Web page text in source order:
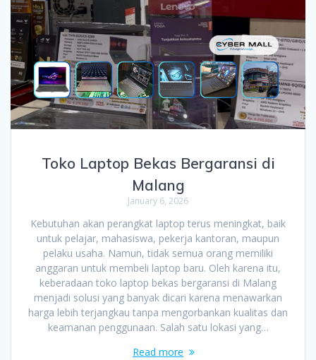
Toko Laptop Bekas Bergaransi di
Malang
January 6, 2026
Kebutuhan akan perangkat laptop terus meningkat, baik
untuk pelajar, mahasiswa, pekerja kantoran, maupun
pelaku usaha. Namun, tidak semua orang memiliki
anggaran untuk membeli laptop baru. Oleh karena itu,
keberadaan toko laptop bekas bergaransi di Malang
menjadi solusi yang banyak dicari karena menawarkan
harga lebih terjangkau tanpa mengorbankan kualitas dan
keamanan penggunaan. Salah satu lokasi yang…
Read more